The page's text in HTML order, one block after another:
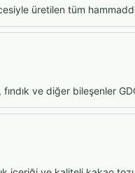
üretilen tüm
ve diğer bileşenler